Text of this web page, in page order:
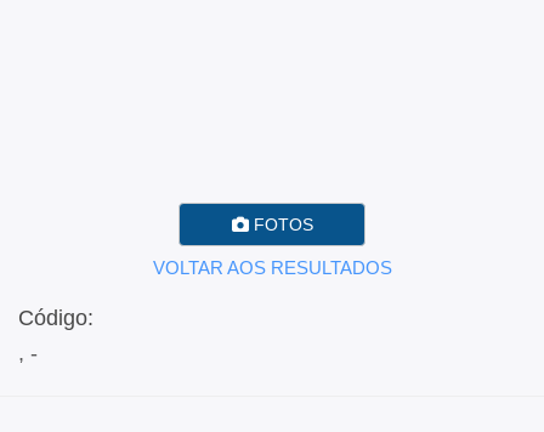
FOTOS
VOLTAR AOS RESULTADOS
Código:
, -